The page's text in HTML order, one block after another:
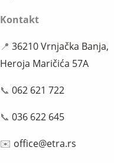
Kontakt
📍 36210 Vrnjačka Banja,
Heroja Maričića 57A
📞 062 621 722
📞 036 622 645
✉️ office@etra.rs